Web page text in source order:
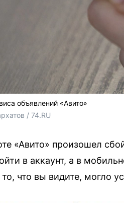
объявлений «Авито»
/ 74.RU
«Авито» произошел
в аккаунт, а в
что вы видите, могло